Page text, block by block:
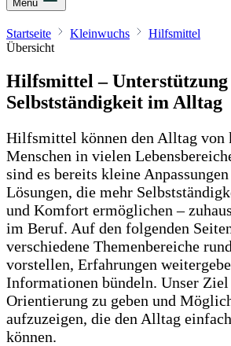
Menü
Startseite Kleinwuchs
Hilfsmittel
Übersicht
Hilfsmittel –
Selbstständigkeit im Alltag
Hilfsmittel können den Alltag von
Menschen in vielen
sind es bereits kleine
Lösungen, die mehr
und Komfort ermöglichen –
im Beruf. Auf den folgenden
verschiedene Themenbereiche
vorstellen, Erfahrungen
Informationen bündeln. Unser Ziel
Orientierung zu geben und
aufzuzeigen, die den Alltag
können.